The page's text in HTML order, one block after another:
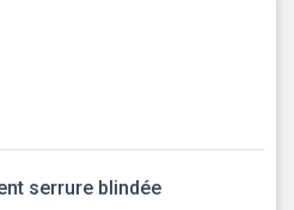
serrure blindée